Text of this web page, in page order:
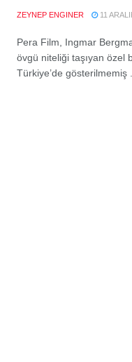
ZEYNEP ENGINER 11
Pera Film, Ingmar
övgü niteliği taşıyan özel
Türkiye’de gösterilmemiş ...